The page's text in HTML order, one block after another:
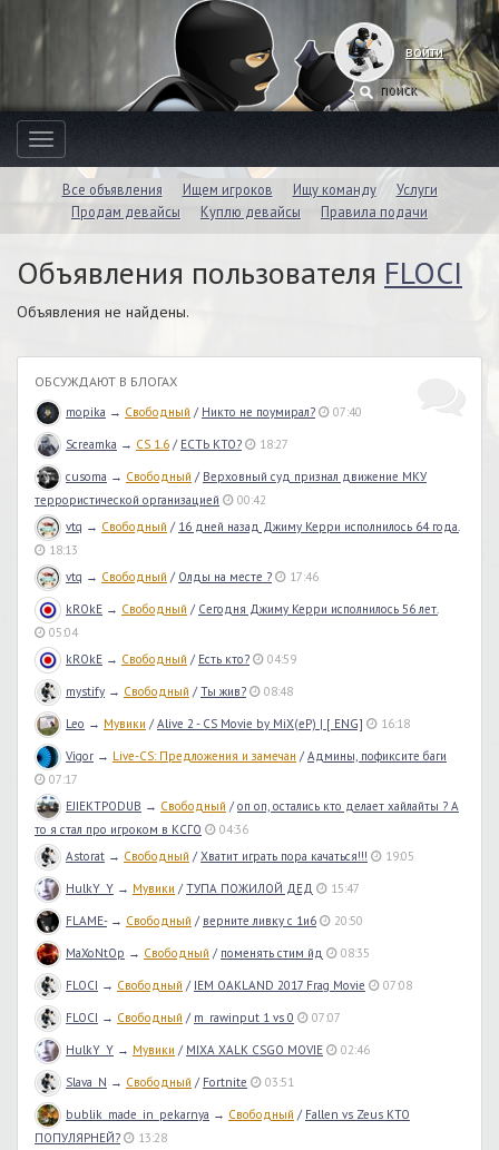
войти
Toggle
navigation
Все объявления Ищем игроков Ищу команду
Услуги
Продам девайсы
Куплю девайсы Правила подачи
Объявления пользователя FLOCI
Объявления не найдены.
ОБСУЖДАЮТ В БЛОГАХ
mopika → Свободный / Никто не поумирал? 07:40
Screamka → CS 1.6 / ЕСТЬ КТО? 18:27
cusoma → Свободный / Верховный суд признал движение МКУ
террористической организацией
00:42
vtq → Свободный / 16 дней назад Джиму Керри исполнилось 64 года.
18:13
vtq → Свободный / Олды на месте ? 17:46
kROkE → Свободный / Сегодня Джиму Керри исполнилось 56 лет.
05:04
kROkE → Свободный / Есть кто? 04:59
mystify → Свободный /Ты жив? 08:48
Leo → Мувики /Alive 2 - CS Movie by MiX(eP) | [ ENG] 16:18
Vigor → Live-CS: Предложения и замечан /Админы, пофиксите баги
07:17
EJIEKTPODUB → Свободный /оп оп, остались кто делает хайлайты ? А
то я стал про игроком в КСГО
04:36
Astorat → Свободный /Хватит играть пора качаться!!! 19:05
HulkY_Y → Мувики /ТУПА ПОЖИЛОЙ ДЕД 15:47
FLAME-→ Свободный / верните ливку с 1и6 20:50
MaXoNtOp → Свободный / поменять стим йд 08:35
FLOCI → Свободный / IEM OAKLAND 2017 Frag Movie 07:08
FLOCI → Свободный / m_rawinput 1 vs 0 07:07
HulkY_Y → Мувики / MIXA XALK CSGO MOVIE 02:46
Slava_N → Свободный / Fortnite 03:51
bublik_made_in_pekarnya → Свободный / Fallen vs Zeus КТО
ПОПУЛЯРНЕЙ?
13:28